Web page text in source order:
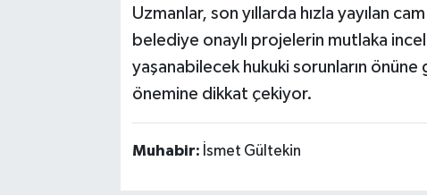
Uzmanlar, son yıllarda hızla yayılan
belediye onaylı projelerin mutlaka
yaşanabilecek hukuki sorunların önüne
önemine dikkat çekiyor.
Muhabir: İsmet Gültekin